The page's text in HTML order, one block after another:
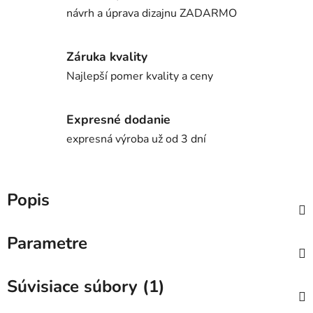
návrh a úprava dizajnu ZADARMO
Záruka kvality
Najlepší pomer kvality a ceny
Expresné dodanie
expresná výroba už od 3 dní
Popis
Parametre
Súvisiace súbory (1)